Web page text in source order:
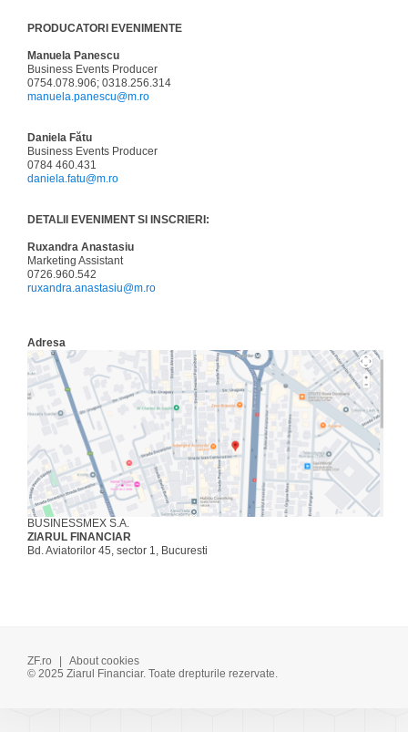
PRODUCATORI EVENIMENTE
Manuela Panescu
Business Events Producer
0754.078.906; 0318.256.314
manuela.panescu@m.ro
Daniela Fătu
Business Events Producer
0784 460.431
daniela.fatu@m.ro
DETALII EVENIMENT SI INSCRIERI:
Ruxandra Anastasiu
Marketing Assistant
0726.960.542
ruxandra.anastasiu@m.ro
Adresa
BUSINESSMEX S.A.
ZIARUL FINANCIAR
Bd. Aviatorilor 45, sector 1, Bucuresti
ZF.ro |
About cookies
© 2025 Ziarul Financiar. Toate drepturile rezervate.